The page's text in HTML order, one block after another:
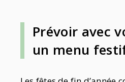
Prévoir avec
un menu